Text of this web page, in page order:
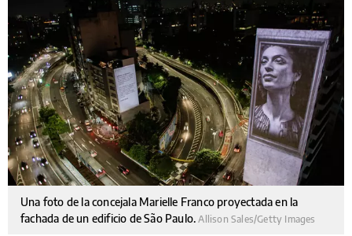
Una foto de la concejala Marielle Franco proyectada en la
fachada de un edificio de São Paulo.Allison Sales/Getty Images